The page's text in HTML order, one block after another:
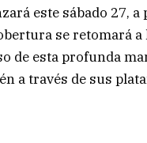
este sábado 27,
se retomará
de esta profunda
a través de sus